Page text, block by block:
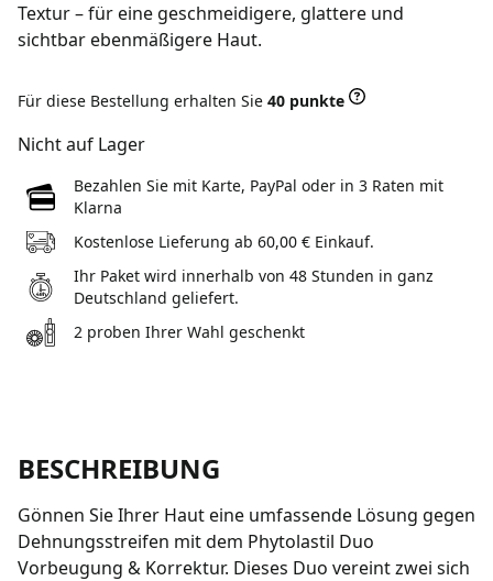
Textur – für eine geschmeidigere, glattere und
sichtbar ebenmäßigere Haut.
Für diese Bestellung erhalten Sie 40 punkte
Nicht auf Lager
Bezahlen Sie mit Karte, PayPal oder in 3 Raten mit
Klarna
Kostenlose Lieferung ab 60,00 € Einkauf.
Ihr Paket wird innerhalb von 48 Stunden in ganz
Deutschland geliefert.
2 proben Ihrer Wahl geschenkt
BESCHREIBUNG
Gönnen Sie Ihrer Haut eine umfassende Lösung gegen
Dehnungsstreifen mit dem Phytolastil Duo
Vorbeugung & Korrektur. Dieses Duo vereint zwei sich